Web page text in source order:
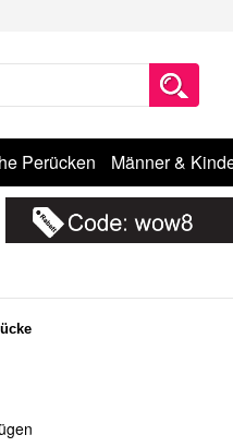
Perücken Männer &